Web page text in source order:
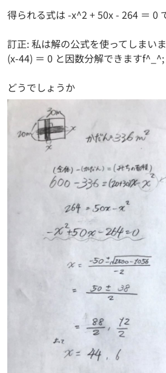
得られる式は -x^2 + 50x - 264 ＝ 0
訂正: 私は解の公式を使ってしまい
(x-44) ＝ 0 と因数分解できますf^_^;
どうでしょうか